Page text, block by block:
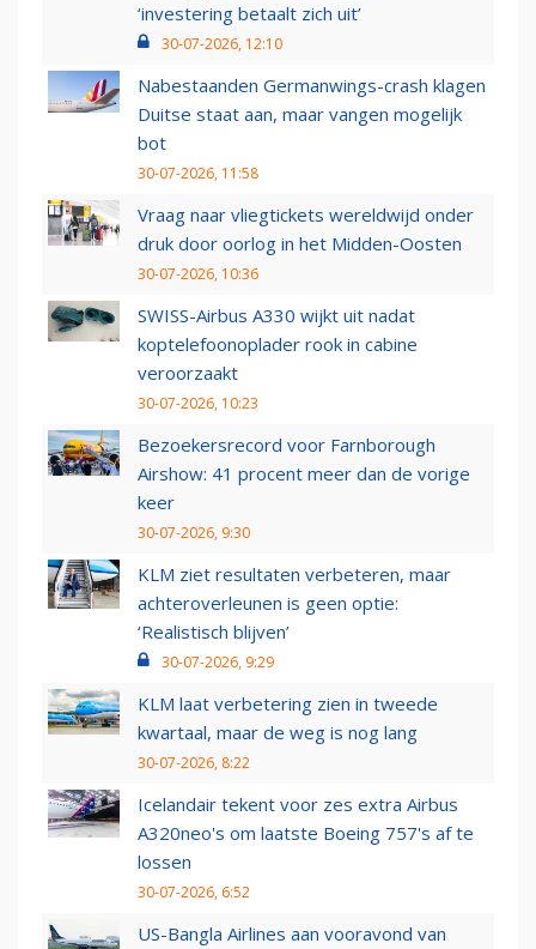
‘investering betaalt zich uit’
30-07-2026, 12:10
Nabestaanden Germanwings-crash klagen
Duitse staat aan, maar vangen mogelijk
bot
30-07-2026, 11:58
Vraag naar vliegtickets wereldwijd onder
druk door oorlog in het Midden-Oosten
30-07-2026, 10:36
SWISS-Airbus A330 wijkt uit nadat
koptelefoonoplader rook in cabine
veroorzaakt
30-07-2026, 10:23
Bezoekersrecord voor Farnborough
Airshow: 41 procent meer dan de vorige
keer
30-07-2026, 9:30
KLM ziet resultaten verbeteren, maar
achteroverleunen is geen optie:
‘Realistisch blijven’
30-07-2026, 9:29
KLM laat verbetering zien in tweede
kwartaal, maar de weg is nog lang
30-07-2026, 8:22
Icelandair tekent voor zes extra Airbus
A320neo's om laatste Boeing 757's af te
lossen
30-07-2026, 6:52
US-Bangla Airlines aan vooravond van